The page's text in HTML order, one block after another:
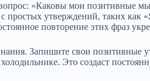
«Каковы мои позитивные
простых утверждений, таких как
повторение этих фраз
Запишите свои позитивные
холодильнике. Это создаст